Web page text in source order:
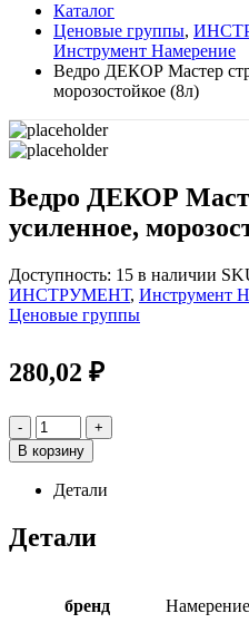
Каталог
Ценовые группы,
Инструмент Намерение
Ведро ДЕКОР Мастер
морозостойкое (8л)
Ведро ДЕКОР
усиленное,
Доступность: 15 в наличии
ИНСТРУМЕНТ, Инструмент
Ценовые группы
280,02 ₽
-
+
В корзину
Детали
Детали
бренд Намерение